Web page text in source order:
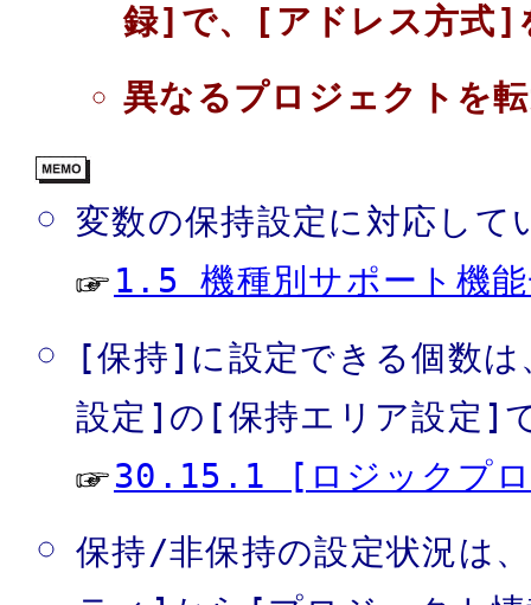
録]で、[アドレス方式]
異なるプロジェクトを
変数の保持設定に対応し
1.5 機種別サポート機
[保持]に設定できる個数
設定]の[保持エリア設定]
30.15.1 [ロジックプロ
保持/非保持の設定状況は